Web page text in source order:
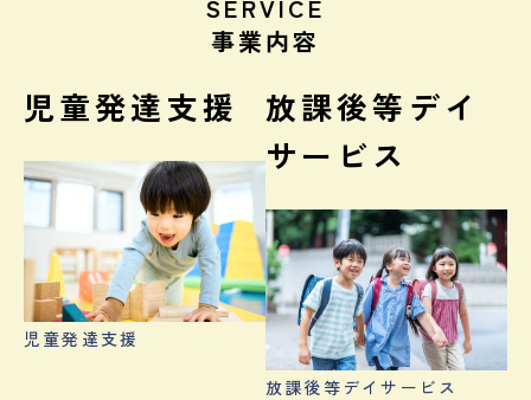
SERVICE
事業内容
児童発達支援
児童発達支援
放課後等デイ
サービス
放課後等デイサービス